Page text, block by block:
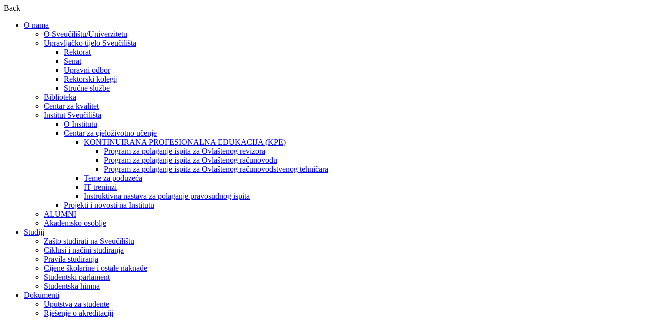
Back
O nama
O Sveučilištu/Univerzitetu
Upravljačko tijelo Sveučilišta
Rektorat
Senat
Upravni odbor
Rektorski kolegij
Stručne službe
Biblioteka
Centar za kvalitet
Institut Sveučilišta
O Institutu
Centar za cjeloživotno učenje
KONTINUIRANA PROFESIONALNA EDUKACIJA (KPE)
Program za polaganje ispita za Ovlaštenog revizora
Program za polaganje ispita za Ovlaštenog računovođu
Program za polaganje ispita za Ovlaštenog računovodstvenog tehničara
Teme za poduzeća
IT treninzi
Instruktivna nastava za polaganje pravosudnog ispita
Projekti i novosti na Institutu
ALUMNI
Akademsko osoblje
Studiji
Zašto studirati na Sveučilištu
Ciklusi i načini studiranja
Pravila studiranja
Cijene školarine i ostale naknade
Studentski parlament
Studentska himna
Dokumenti
Uputstva za studente
Rješenje o akreditaciji